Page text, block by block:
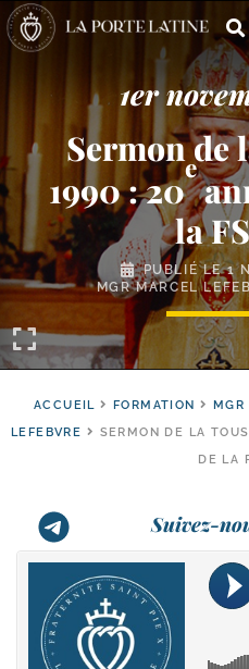
1er
Sermon de
1990 : 20
e
la
PUBLIÉ LE1
MGR MARCEL
ACCUEIL FORMATION MGR
LEFEBVRE
SERMON DE LA
DE LA
Suivez-